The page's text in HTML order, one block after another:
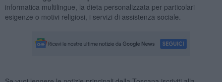
informatica multilingue, la dieta personalizzata per particolari
esigenze o motivi religiosi, i servizi di assistenza sociale.